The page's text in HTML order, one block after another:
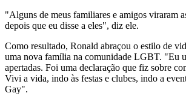
"Alguns de meus familiares e amigos viraram
depois que eu disse a eles", diz ele.
Como resultado, Ronald abraçou o estilo de
uma nova família na comunidade LGBT. "Eu
apertadas. Foi uma declaração que fiz sobre
Vivi a vida, indo às festas e clubes, indo a
Gay".